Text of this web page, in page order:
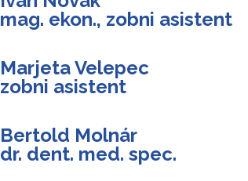
mag. ekon., zobni asistent
Marjeta Velepec
zobni asistent
Bertold Molnár
dr. dent. med. spec.